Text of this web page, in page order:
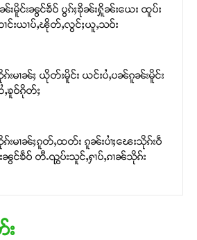
းမိူင်းၼွင်ၶဵဝ် ပွၵ်ႈၶိုၼ်းႁိူၼ်းယေး ထူပ်း
င်းယၢပ်ႇၽိုတ်ႇလွင်ႈယူႇသဝ်း
းမၢၼ်ႈ ယိုတ်းမိူင်း ယင်းပႆႇပၼ်ၵူၼ်းမိူင်း
ၶူဝ်ၵိုတ်ႈ
းမၢၼ်ႈၵူတ်ႇထတ်း ၵူၼ်းပၢႆႈၽေးသိုၵ်းဝဵ
ၼွင်ၶဵဝ် တီႉၺွပ်းသူင်ႇႁၢပ်ႇၵၢၼ်သိုၵ်း
း